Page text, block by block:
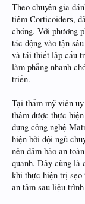
Theo chuyên gia
tiêm Corticoiders,
chóng. Với phương
tác động vào tận
và tái thiết lập cấu
làm phẳng nhanh
triển.
Tại thẩm mỹ viện
thâm được thực
dụng công nghệ
hiện bởi đội ngũ
nên đảm bảo an
quanh. Đây cũng là
khi thực hiện trị sẹo
an tâm sau liệu